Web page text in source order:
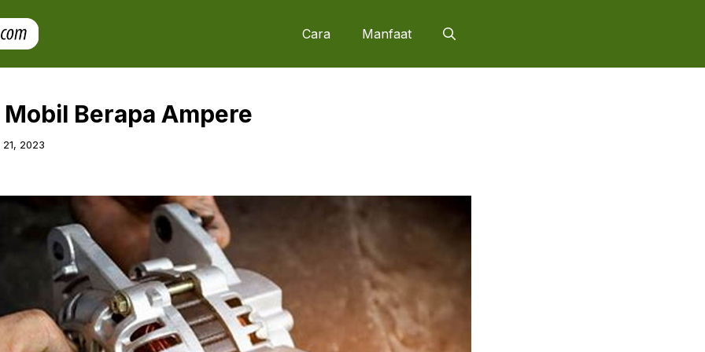
Cara Manfaat
Berapa Ampere
21, 2023